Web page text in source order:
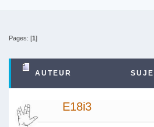
Pages: [1]
AUTEUR
PLANETAIRE (LU 4182 FOIS)
E18i3